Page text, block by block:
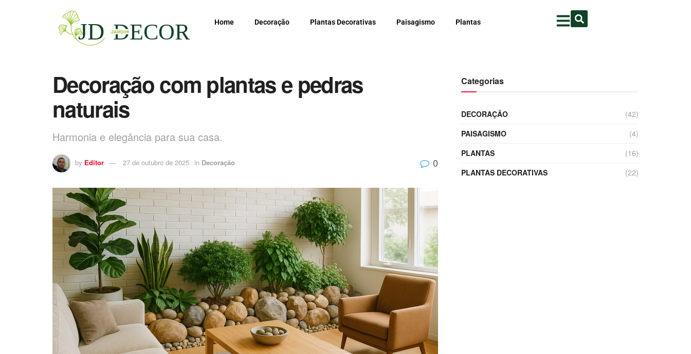
Home Decoração Plantas Decorativas Paisagismo Plantas
Decoração com plantas e pedras
naturais
Harmonia e elegância para sua casa.
by Editor 27 de outubro de 2025 in Decoração 0
Categorias
DECORAÇÃO
(42)
PAISAGISMO
(4)
PLANTAS
(16)
PLANTAS DECORATIVAS
(22)